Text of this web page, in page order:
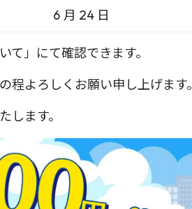
6 月 24 日
て」にて確認できます。
よろしくお願い申し上げます。
します。